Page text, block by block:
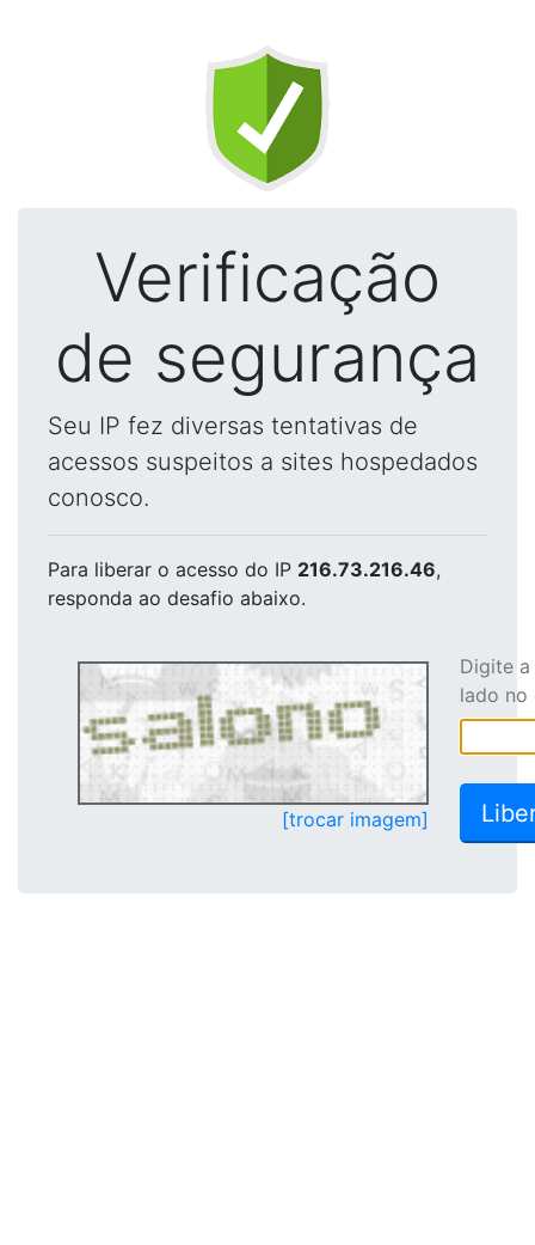
Verificação
de segurança
Seu IP fez diversas tentativas de
acessos suspeitos a sites hospedados
conosco.
Para liberar o acesso do IP 216.73.216.46,
responda ao desafio abaixo.
[trocar imagem]
Digite
lado no